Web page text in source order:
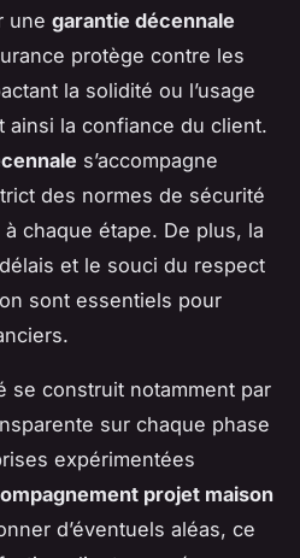
une garantie décennale
protège contre les
la solidité ou l’usage
ainsi la confiance du client.
s’accompagne
des normes de sécurité
chaque étape. De plus, la
et le souci du respect
sont essentiels pour
se construit notamment par
sur chaque phase
expérimentées
projet maison
d’éventuels aléas, ce